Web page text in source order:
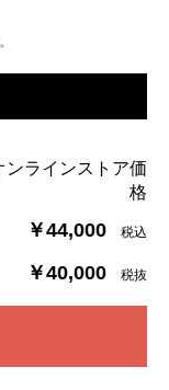
ンラインストア価
格
￥44,000 税込
￥40,000 税抜